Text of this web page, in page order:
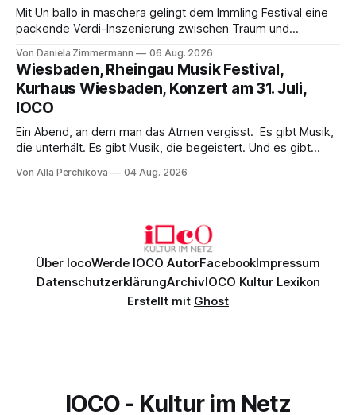
Mit Un ballo in maschera gelingt dem Immling Festival eine
packende Verdi-Inszenierung zwischen Traum und
psychologische Tiefe mit starken Bildern, getragen von
einem spielfreudigen Ensemble und einer musikalisch
überzeugenden Gesamtleistung.
Von Daniela Zimmermann 06 Aug. 2026
Wiesbaden, Rheingau Musik Festival,
Kurhaus Wiesbaden, Konzert am 31. Juli,
IOCO
Ein Abend, an dem man das Atmen vergisst. Es gibt Musik,
die unterhält. Es gibt Musik, die begeistert. Und es gibt
Genau so war der Abend im Kurhaus Wiesbaden, an dem
Von Alla Perchikova 04 Aug. 2026
Über IocoWerde IOCO AutorFacebookImpressum
DatenschutzerklärungArchivIOCO Kultur Lexikon
Erstellt mit Ghost
IOCO - Kultur im Netz